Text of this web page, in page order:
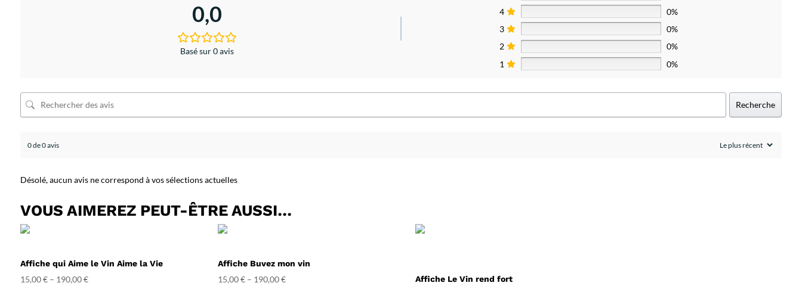
0,0
Basé sur 0 avis
4
0%
3
0%
2
0%
1
0%
Recherche
0 de 0 avis
Désolé, aucun avis ne correspond à vos sélections actuelles
VOUS AIMEREZ PEUT-ÊTRE AUSSI…
Affiche qui Aime le Vin Aime la Vie
15,00€– 190,00€
Affiche Buvez mon vin
15,00€– 190,00€ Affiche Le Vin rend fort